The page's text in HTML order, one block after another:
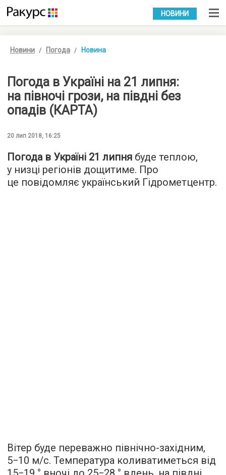
УКР РУС
НОВИНИ
Новини Погода Новина
Погода в Україні на 21 липня:
на півночі грози, на півдні без
опадів (КАРТА)
20 лип 2018, 16:25
Погода в Україні 21 липня буде теплою,
у низці регіонів дощитиме. Про
це повідомляє український Гідрометцентр.
Вітер буде переважно північно-західним,
5−10 м/с. Температура коливатиметься від